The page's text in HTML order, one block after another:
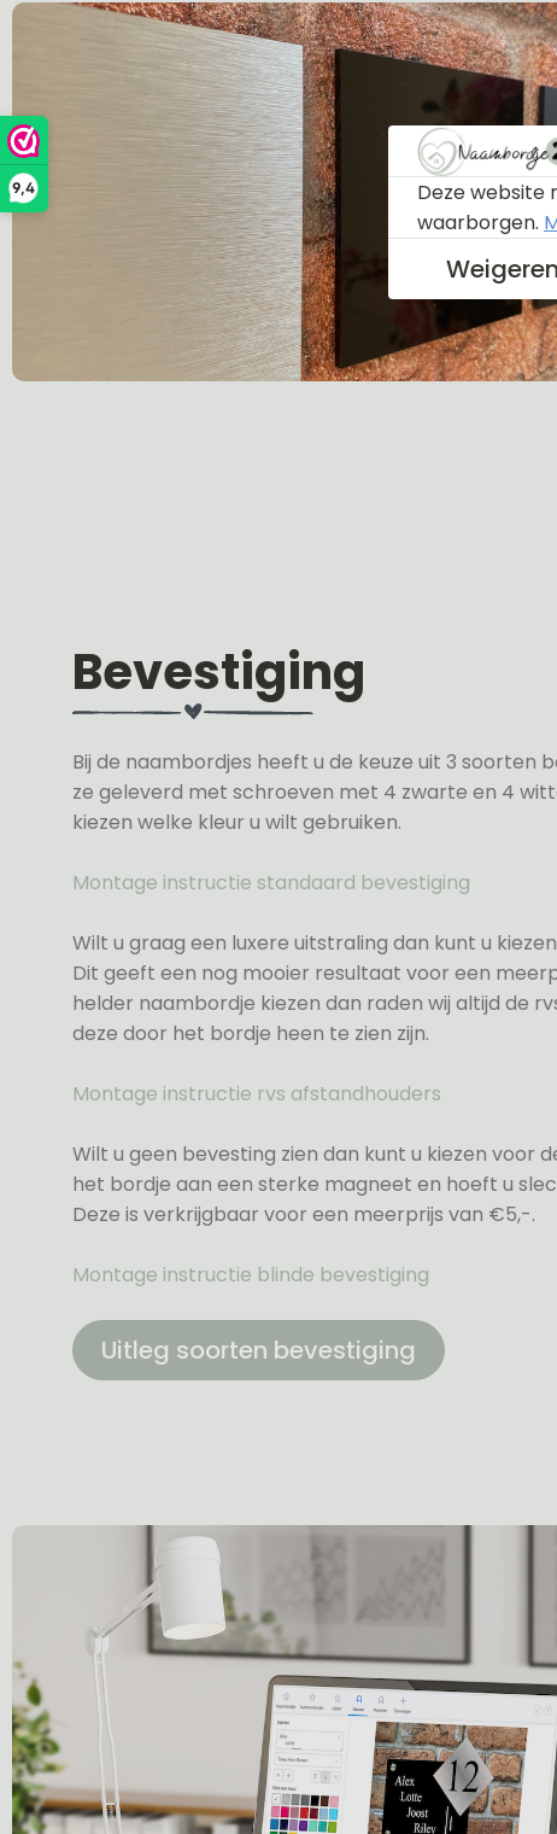
9,4
Bevestiging
Bij de naambordjes heeft u de keuze uit 3 soorten
ze geleverd met schroeven met 4 zwarte en 4
kiezen welke kleur u wilt gebruiken.
Montage instructie standaard bevestiging
Wilt u graag een luxere uitstraling dan kunt u
Dit geeft een nog mooier resultaat voor een
helder naambordje kiezen dan raden wij altijd de
deze door het bordje heen te zien zijn.
Montage instructie rvs afstandhouders
Wilt u geen bevesting zien dan kunt u kiezen voor
het bordje aan een sterke magneet en hoeft u
Deze is verkrijgbaar voor een meerprijs van €5,-.
Montage instructie blinde bevestiging
Uitleg soorten bevestiging
Deze website
waarborgen.
Weigeren